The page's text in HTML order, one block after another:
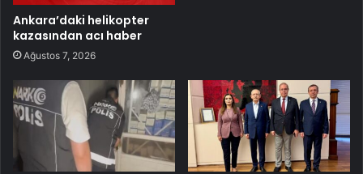
Ankara’daki helikopter
kazasından acı haber
Ağustos 7, 2026